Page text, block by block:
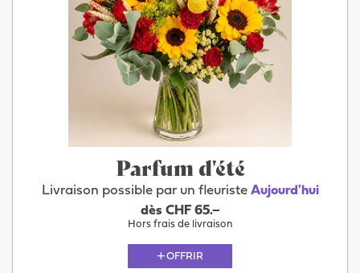
Parfum d'été
Livraison possible par un fleuriste Aujourd'hui
dès CHF 65.–
Hors frais de livraison
OFFRIR